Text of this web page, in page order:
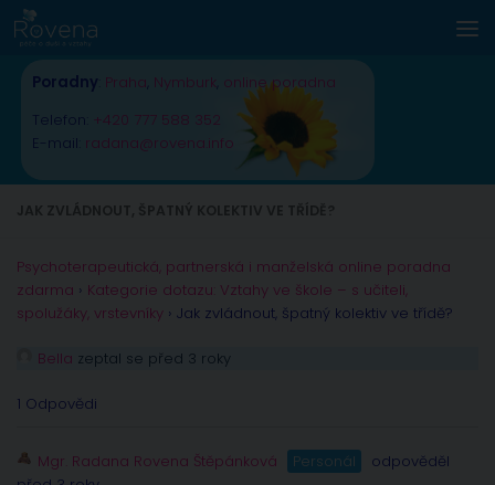
Skip to content
Poradny Praha Nymburk online poradna
Telefon: +420 777 588 352
E-mail: radana@rovena.info
Psychoterapeutická, partnerská i manželská online poradna
zdarma › Kategorie dotazu: Vztahy ve škole – s učiteli,
spolužáky, vrstevníky › Jak zvládnout, špatný kolektiv ve třídě?
Bella zeptal se před 3 roky
1 Odpovědi
Mgr. Radana Rovena Štěpánková Personál
odpověděl